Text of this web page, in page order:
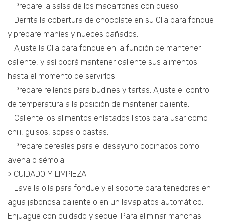
– Prepare la salsa de los macarrones con queso.
– Derrita la cobertura de chocolate en su Olla para fondue
y prepare maníes y nueces bañados.
– Ajuste la Olla para fondue en la función de mantener
caliente, y así podrá mantener caliente sus alimentos
hasta el momento de servirlos.
– Prepare rellenos para budines y tartas. Ajuste el control
de temperatura a la posición de mantener caliente.
– Caliente los alimentos enlatados listos para usar como
chili, guisos, sopas o pastas.
– Prepare cereales para el desayuno cocinados como
avena o sémola.
> CUIDADO Y LIMPIEZA:
– Lave la olla para fondue y el soporte para tenedores en
agua jabonosa caliente o en un lavaplatos automático.
Enjuague con cuidado y seque. Para eliminar manchas